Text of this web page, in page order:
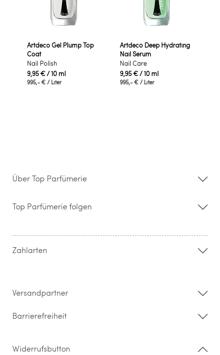
Artdeco Gel Plump Top
Coat
Nail Polish
9,95 €/ 10 ml
995,- € / Liter
Artdeco Deep Hydrating
Nail Serum
Nail Care
9,95 €/ 10 ml
995,- € / Liter
Über Top Parfümerie
Storefinder
Kontakt
Widerrufsrecht & Rückgabebedingungen
Top Parfümerie folgen
Zahlarten
Versandpartner
Barrierefreiheit
Widerrufsbutton